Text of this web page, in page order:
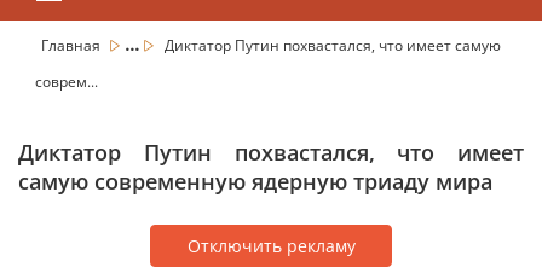
Главная ...
Диктатор Путин похвастался, что имеет самую
соврем...
Диктатор Путин похвастался, что имеет
самую современную ядерную триаду мира
Отключить рекламу